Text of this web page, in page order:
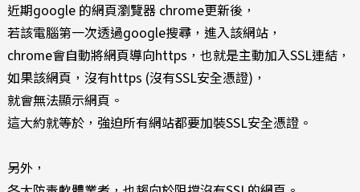
近期google 的網頁瀏覽器 chrome更新後，
若該電腦第一次透過google搜尋，進入該網站，
chrome會自動將網頁導向https，也就是主動加入SSL連結，
如果該網頁，沒有https (沒有SSL安全憑證)，
就會無法顯示網頁。
這大約就等於，強迫所有網站都要加裝SSL安全憑證。
另外，